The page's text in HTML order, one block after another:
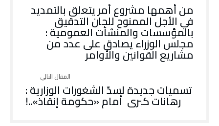
من أهمها مشروع أمر يتعلق بالتمديد
في الأجل الممنوح للجان التدقيق
بالمؤسسات والمنشآت العمومية :
مجلس الوزراء يصادق على عدد من
مشاريع القوانين والأوامر
تسميات جديدة لسدّ الشغورات الوزارية :
رهانات كبرى أمام «حكومة إنقاذ»..!